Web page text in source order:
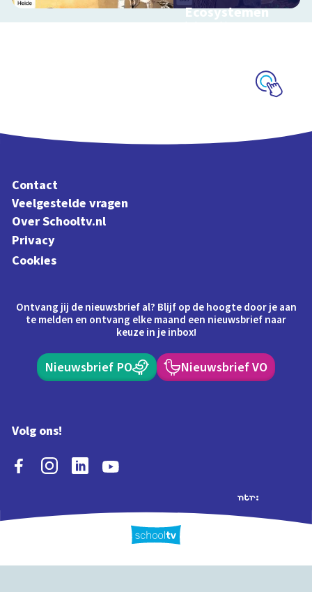
Ecosystemen
Interactieve
Contact
Veelgestelde vragen
Over Schooltv.nl
Privacy
Cookies
Ontvang jij de nieuwsbrief al? Blijf op de hoogte door je aan
te melden en ontvang elke maand een nieuwsbrief naar
keuze in je inbox!
Nieuwsbrief PO Nieuwsbrief VO
Volg ons!